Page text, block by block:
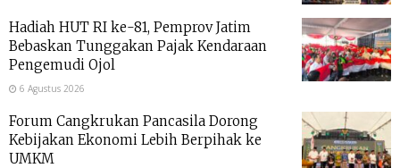
Hadiah HUT RI ke-81, Pemprov Jatim
Bebaskan Tunggakan Pajak Kendaraan
Pengemudi Ojol
6 Agustus 2026
Forum Cangkrukan Pancasila Dorong
Kebijakan Ekonomi Lebih Berpihak ke
UMKM